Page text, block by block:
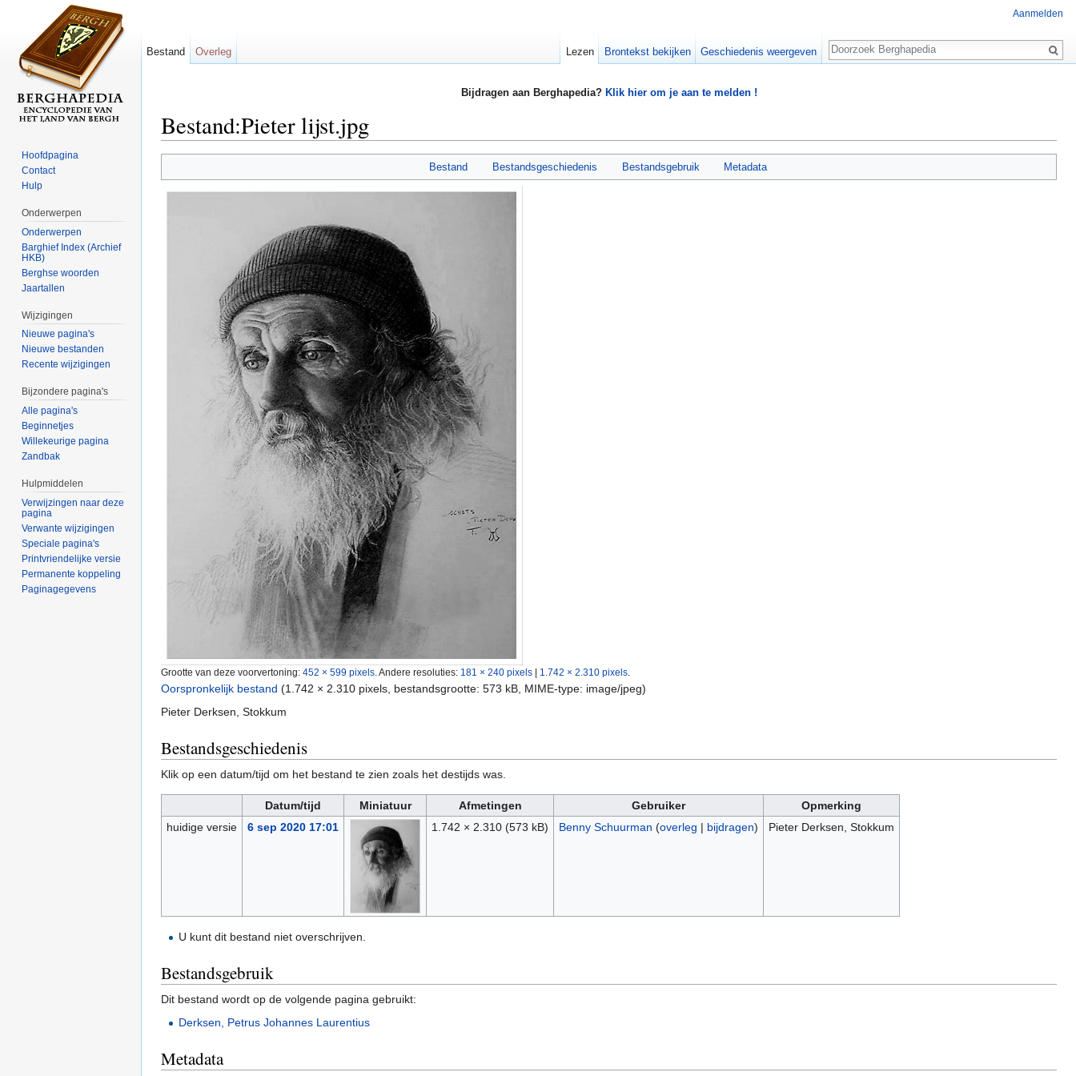
Bijdragen aan Berghapedia? Klik hier om je aan te melden !
Bestand:Pieter lijst.jpg
Bestand Bestandsgeschiedenis Bestandsgebruik Metadata
Grootte van deze voorvertoning: 452 × 599 pixels Andere resoluties: 181 × 240 pixels | 1.742 × 2.310 pixels
Oorspronkelijk bestand (1.742 × 2.310 pixels, bestandsgrootte: 573 kB, MIME-type: image/jpeg)
Pieter Derksen, Stokkum
Bestandsgeschiedenis
Klik op een datum/tijd om het bestand te zien zoals het destijds was.
Datum/tijd Miniatuur Afmetingen Gebruiker
Opmerking
huidige versie
6 sep 2020 17:01 1.742 × 2.310 (573 kB) Benny Schuurman (overleg | bijdragen) Pieter Derksen, Stokkum
U kunt dit bestand niet overschrijven.
Bestandsgebruik
Dit bestand wordt op de volgende pagina gebruikt:
Derksen, Petrus Johannes Laurentius
Metadata
Aanmelden
Bestand Overleg Lezen Brontekst bekijken Geschiedenis weergeven
Zoeken
Hoofdpagina
Contact
Hulp
Onderwerpen
Onderwerpen
Barghief Index (Archief
HKB)
Berghse woorden
Jaartallen
Wijzigingen
Nieuwe pagina's
Nieuwe bestanden
Recente wijzigingen
Bijzondere pagina's
Alle pagina's
Beginnetjes
Willekeurige pagina
Zandbak
Hulpmiddelen
Verwijzingen naar deze
pagina
Verwante wijzigingen
Speciale pagina's
Printvriendelijke versie
Permanente koppeling
Paginagegevens